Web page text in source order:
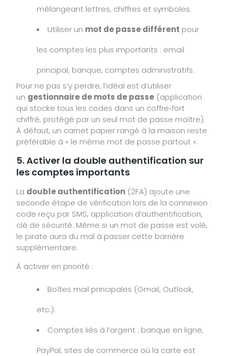
mélangeant lettres, chiffres et symboles.
Utiliser un mot de passe différent pour
les comptes les plus importants : email
principal, banque, comptes administratifs.
Pour ne pas s’y perdre, l’idéal est d’utiliser
un gestionnaire de mots de passe (application
qui stocke tous les codes dans un coffre‑fort
chiffré, protégé par un seul mot de passe maître).
À défaut, un carnet papier rangé à la maison reste
préférable à « le même mot de passe partout ».
5. Activer la double authentification sur
les comptes importants
La double authentification (2FA) ajoute une
seconde étape de vérification lors de la connexion :
code reçu par SMS, application d’authentification,
clé de sécurité. Même si un mot de passe est volé,
le pirate aura du mal à passer cette barrière
supplémentaire.
À activer en priorité :
Boîtes mail principales (Gmail, Outlook,
etc.).
Comptes liés à l’argent : banque en ligne,
PayPal, sites de commerce où la carte est